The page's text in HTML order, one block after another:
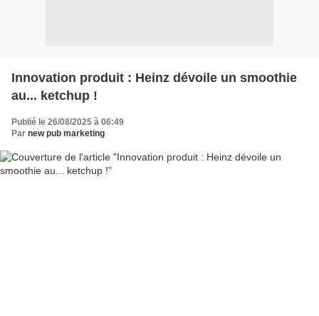
Innovation produit : Heinz dévoile un smoothie
au... ketchup !
Publié le 26/08/2025 à 06:49
Par new pub marketing